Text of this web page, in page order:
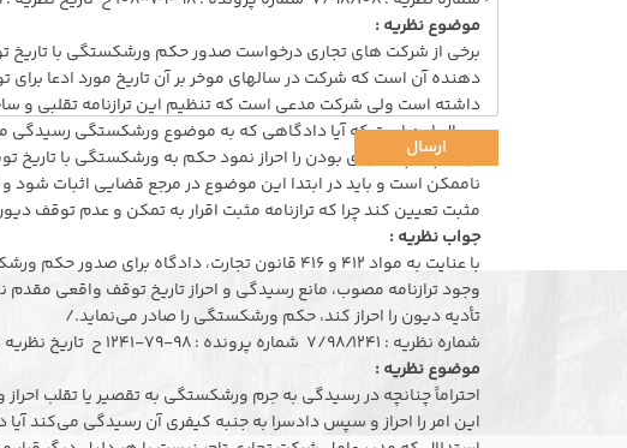
موضوع نظریه :
داشته است ولی شرکت مدعی است که تنظیم این ترازنامه تقلبی و
سوال این است که آیا دادگاهی که به موضوع ورشکستگی رسیدگی
تواند چنانچه صوری بودن را احراز نمود حکم به ورشکستگی با تاریخ
ناممکن است و باید در ابتدا این موضوع در مرجع قضایی اثبات شود و
مثبت تعیین کند چرا که ترازنامه مثبت اقرار به تمکن و عدم توقف
جواب نظریه :
با عنایت به مواد ۴۱۲ و ۴۱۶ قانون تجارت، دادگاه
وجود ترازنامه مصوب، مانع رسیدگی و احراز تاریخ توقف واقعی
تأدیه دیون را احراز کند، حکم ورشکستگی را صادر می‌نماید./
شماره نظریه : ۷/۹۸/۱۲۴۱ شماره پرونده : ۹۸-۷۹-۱۲۴۱ ح تاریخ نظریه : ۱۳۹۸/۰۹/۰۵
موضوع نظریه :
احتراماً چنانچه در رسیدگی به جرم ورشکستگی به تقصیر یا تقلب
این امر را احراز و سپس دادسرا به جنبه کیفری آن رسیدگی می‌کند
ارسال